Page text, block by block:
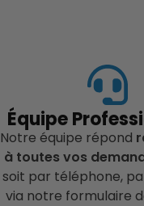
Équipe
Notre équipe répond
à toutes vos
soit par téléphone,
via notre formulaire